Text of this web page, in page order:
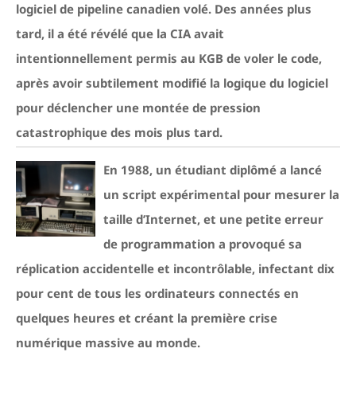
logiciel de pipeline canadien volé. Des années plus
tard, il a été révélé que la CIA avait
intentionnellement permis au KGB de voler le code,
après avoir subtilement modifié la logique du logiciel
pour déclencher une montée de pression
catastrophique des mois plus tard.
En 1988, un étudiant diplômé a lancé
un script expérimental pour mesurer la
taille d’Internet, et une petite erreur
de programmation a provoqué sa
réplication accidentelle et incontrôlable, infectant dix
pour cent de tous les ordinateurs connectés en
quelques heures et créant la première crise
numérique massive au monde.